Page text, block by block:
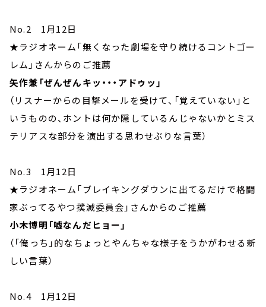
No.2 1月12日
★ラジオネーム「無くなった劇場を守り続けるコントゴー
レム」さんからのご推薦
矢作兼「ぜんぜんキッ・・・アドゥッ」
（リスナーからの目撃メールを受けて、「覚えていない」と
いうものの、ホントは何か隠しているんじゃないかとミス
テリアスな部分を演出する思わせぶりな言葉）
No.3 1月12日
★ラジオネーム「ブレイキングダウンに出てるだけで格闘
家ぶってるやつ撲滅委員会」さんからのご推薦
小木博明「嘘なんだヒョー」
（「俺っち」的なちょっとやんちゃな様子をうかがわせる新
しい言葉）
No.4 1月12日